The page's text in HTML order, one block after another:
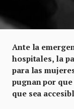
Ante la
hospitales, la
para las
pugnan por
que sea